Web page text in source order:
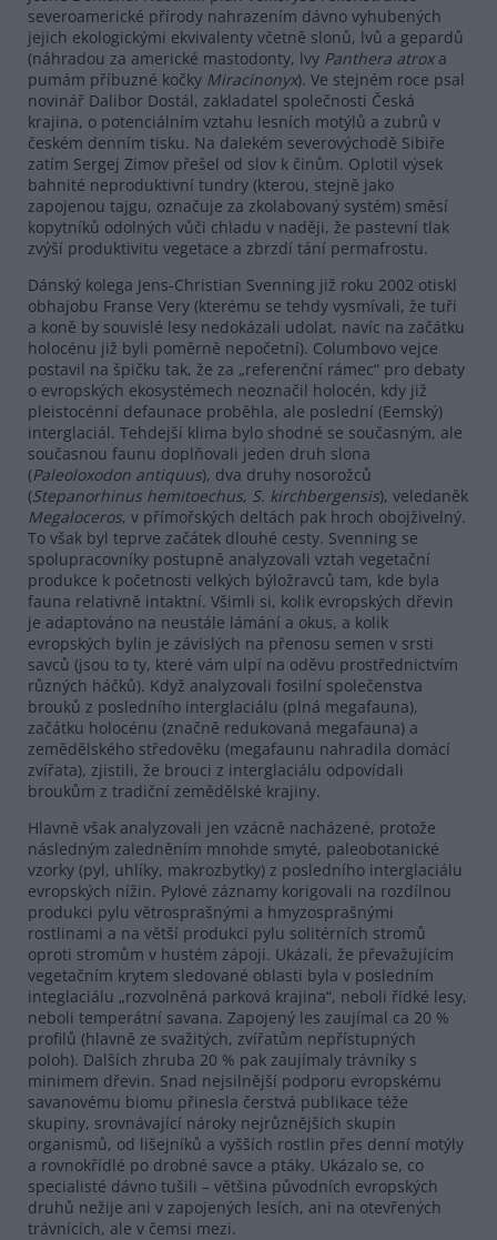
severoamerické přírody nahrazením dávno vyhubených
jejich ekologickými ekvivalenty včetně slonů, lvů a gepardů
(náhradou za americké mastodonty, lvy Panthera atroxa
pumám příbuzné kočky Miracinonyx). Ve stejném roce psal
novinář Dalibor Dostál, zakladatel společnosti Česká
krajina, o potenciálním vztahu lesních motýlů a zubrů v
českém denním tisku. Na dalekém severovýchodě Sibiře
zatím Sergej Zimov přešel od slov k činům. Oplotil výsek
bahnité neproduktivní tundry (kterou, stejně jako
zapojenou tajgu, označuje za zkolabovaný systém) směsí
kopytníků odolných vůči chladu v naději, že pastevní tlak
zvýší produktivitu vegetace a zbrzdí tání permafrostu.
Dánský kolega Jens-Christian Svenning již roku 2002 otiskl
obhajobu Franse Very (kterému se tehdy vysmívali, že tuři
a koně by souvislé lesy nedokázali udolat, navíc na začátku
holocénu již byli poměrně nepočetní). Columbovo vejce
postavil na špičku tak, že za „referenční rámec“ pro debaty
o evropských ekosystémech neoznačil holocén, kdy již
pleistocénní defaunace proběhla, ale poslední (Eemský)
interglaciál. Tehdejší klima bylo shodné se současným, ale
současnou faunu doplňovali jeden druh slona
(Paleoloxodon antiquus), dva druhy nosorožců
(Stepanorhinus hemitoechus, S. kirchbergensis), veledaněk
Megaloceros, v přímořských deltách pak hroch obojživelný.
To však byl teprve začátek dlouhé cesty. Svenning se
spolupracovníky postupně analyzovali vztah vegetační
produkce k početnosti velkých býložravců tam, kde byla
fauna relativně intaktní. Všimli si, kolik evropských dřevin
je adaptováno na neustále lámání a okus, a kolik
evropských bylin je závislých na přenosu semen v srsti
savců (jsou to ty, které vám ulpí na oděvu prostřednictvím
různých háčků). Když analyzovali fosilní společenstva
brouků z posledního interglaciálu (plná megafauna),
začátku holocénu (značně redukovaná megafauna) a
zemědělského středověku (megafaunu nahradila domácí
zvířata), zjistili, že brouci z interglaciálu odpovídali
broukům z tradiční zemědělské krajiny.
Hlavně však analyzovali jen vzácně nacházené, protože
následným zaledněním mnohde smyté, paleobotanické
vzorky (pyl, uhlíky, makrozbytky) z posledního interglaciálu
evropských nížin. Pylové záznamy korigovali na rozdílnou
produkci pylu větrosprašnými a hmyzosprašnými
rostlinami a na větší produkci pylu solitérních stromů
oproti stromům v hustém zápoji. Ukázali, že převažujícím
vegetačním krytem sledované oblasti byla v posledním
integlaciálu „rozvolněná parková krajina“, neboli řídké lesy,
neboli temperátní savana. Zapojený les zaujímal ca 20 %
profilů (hlavně ze svažitých, zvířatům nepřístupných
poloh). Dalších zhruba 20 % pak zaujímaly trávníky s
minimem dřevin. Snad nejsilnější podporu evropskému
savanovému biomu přinesla čerstvá publikace téže
skupiny, srovnávající nároky nejrůznějších skupin
organismů, od lišejníků a vyšších rostlin přes denní motýly
a rovnokřídlé po drobné savce a ptáky. Ukázalo se, co
specialisté dávno tušili – většina původních evropských
druhů nežije ani v zapojených lesích, ani na otevřených
trávnících, ale v čemsi mezi.